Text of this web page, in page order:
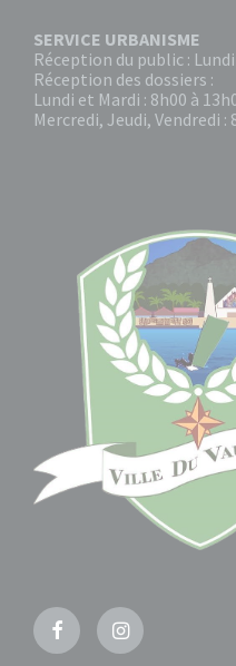
SERVICE URBANISME
Réception du public :
Réception des dossiers :
Lundi et Mardi : 8h00 à
Mercredi, Jeudi, Vendredi :
FacebookInstagram